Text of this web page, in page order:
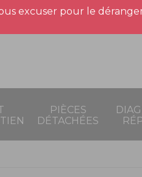
excuser pour le
PIÈCES
DÉTACHÉES